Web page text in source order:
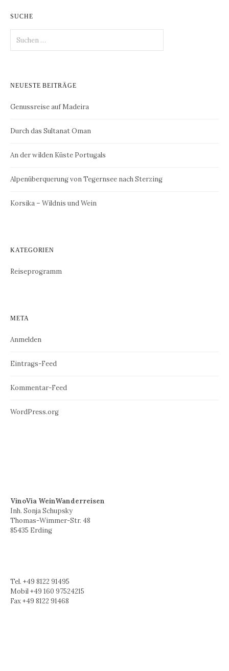
SUCHE
nach:
NEUESTE BEITRÄGE
Genussreise auf Madeira
Durch das Sultanat Oman
An der wilden Küste Portugals
Alpenüberquerung von Tegernsee nach Sterzing
Korsika – Wildnis und Wein
KATEGORIEN
Reiseprogramm
META
Anmelden
Eintrags-Feed
Kommentar-Feed
WordPress.org
VinoVia WeinWanderreisen
Inh. Sonja Schupsky
Thomas-Wimmer-Str. 48
85435 Erding
Tel. +49 8122 91495
Mobil +49 160 97524215
Fax +49 8122 91468